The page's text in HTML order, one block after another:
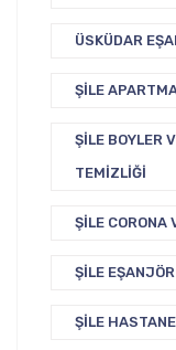
ÜSKÜDAR
ŞILE
ŞILE BOYLER
TEMIZLIĞI
ŞILE CORONA
ŞILE
ŞILE